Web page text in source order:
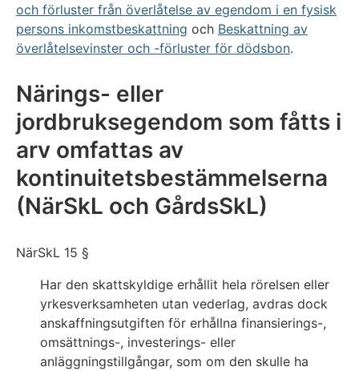
och förluster från överlåtelse av egendom i en fysisk
persons inkomstbeskattning och Beskattning av
överlåtelsevinster och -förluster för dödsbon.
Närings- eller
jordbruksegendom som fåtts i
arv omfattas av
kontinuitetsbestämmelserna
(NärSkL och GårdsSkL)
NärSkL 15 §
Har den skattskyldige erhållit hela rörelsen eller
yrkesverksamheten utan vederlag, avdras dock
anskaffningsutgiften för erhållna finansierings-,
omsättnings-, investerings- eller
anläggningstillgångar, som om den skulle ha